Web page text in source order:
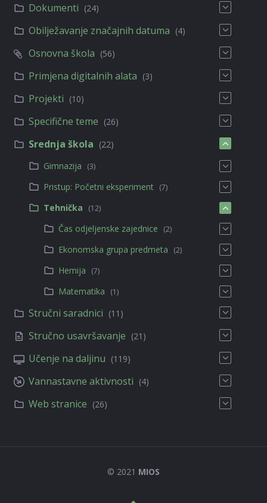
Dokumenti (24)
Obilježavanje značajnih datuma (4)
Osnovna škola (56)
Primjena digitalnih alata (3)
Projekti (10)
Specifične teme (26)
Srednja škola (22)
Gimnazija
(3)
Pristup: Početni eksperiment (7)
Tehnička (12)
Čas odjeljenske zajednice (2)
Ekonomska grupa predmeta (2)
Hemija (7)
Matematika (1)
Stručni saradnici (11)
Stručno usavršavanje (21)
Učenje na daljinu (119)
Vannastavne aktivnosti (4)
Web stranice (26)
© 2021 MIOS